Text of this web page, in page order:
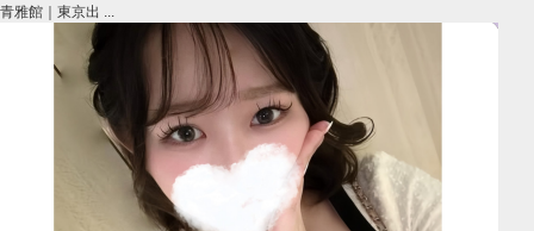
青雅館｜東京出 ...